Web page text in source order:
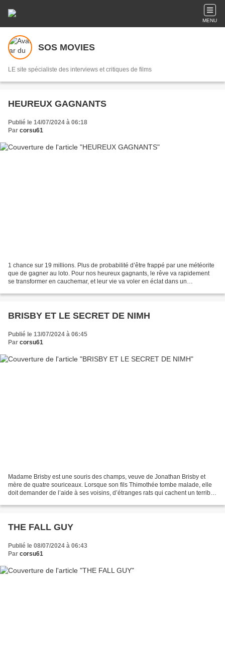
MENU
SOS MOVIES
LE site spécialiste des interviews et critiques de films
HEUREUX GAGNANTS
Publié le 14/07/2024 à 06:18
Par corsu61
1 chance sur 19 millions. Plus de probabilité d’être frappé par une météorite
que de gagner au loto. Pour nos heureux gagnants, le rêve va rapidement
se transformer en cauchemar, et leur vie va voler en éclat dans un
BRISBY ET LE SECRET DE NIMH
Publié le 13/07/2024 à 06:45
Par corsu61
Madame Brisby est une souris des champs, veuve de Jonathan Brisby et
mère de quatre souriceaux. Lorsque son fils Thimothée tombe malade, elle
doit demander de l’aide à ses voisins, d’étranges rats qui cachent un terrible
THE FALL GUY
Publié le 08/07/2024 à 06:43
Par corsu61